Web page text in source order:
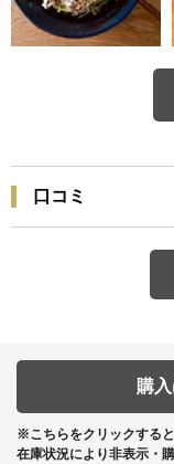
口コミ
購
※こちらをクリックする
在庫状況により非表示・